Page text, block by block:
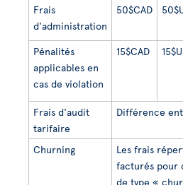
Frais
d'administration
50$CAD
Pénalités
applicables en
cas de violation
15$CAD
Frais d'audit
tarifaire
Différence
Churning
Les frais
facturés pour
de type «